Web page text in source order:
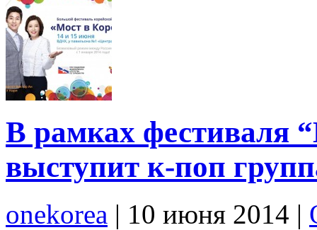
В рамках фестиваля
выступит к-поп
onekorea | 10 июня 2014 |